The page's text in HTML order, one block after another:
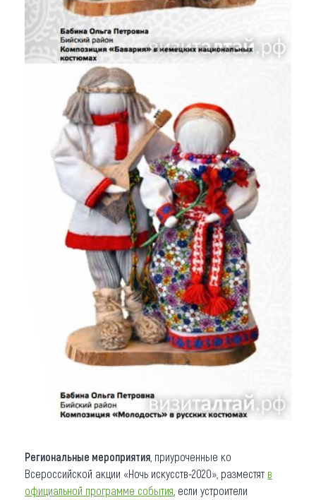
Региональные мероприятия , приуроченные ко
Всероссийской акции «Ночь искусств-2020», разместят в
официальной программе события , если устроители